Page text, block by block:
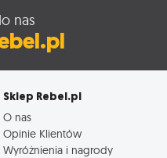
nas
Sklep Rebel.pl
O nas
Opinie Klientów
Wyróżnienia i nagrody